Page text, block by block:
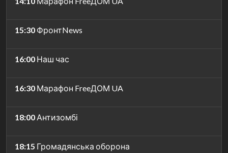
15:30 ФронтNews
16:00 Наш час
16:30 Марафон FreeДОМ UA
18:00 Антизомбі
18:15 Громадянська оборона